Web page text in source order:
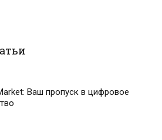
Ваш пропуск в цифровое